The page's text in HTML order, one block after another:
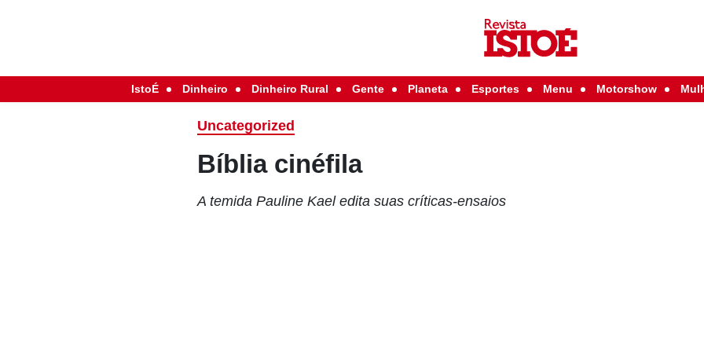
IstoÉ Dinheiro Dinheiro Rural Gente Planeta Esportes Menu Motorshow
Uncategorized
Bíblia cinéfila
A temida Pauline Kael edita suas críticas-ensaios